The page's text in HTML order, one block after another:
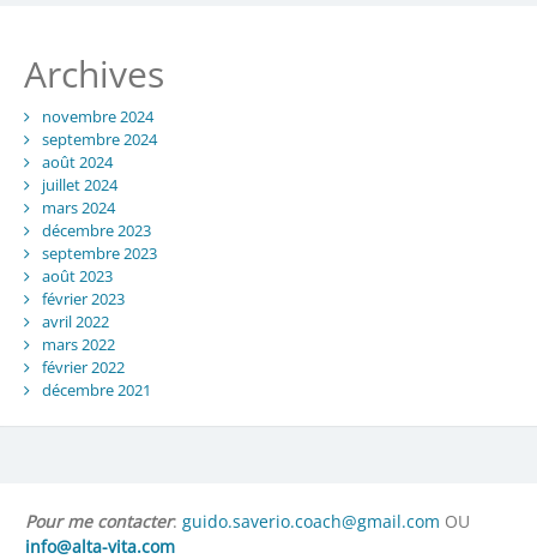
Archives
novembre 2024
septembre 2024
août 2024
juillet 2024
mars 2024
décembre 2023
septembre 2023
août 2023
février 2023
avril 2022
mars 2022
février 2022
décembre 2021
Pour me contacter: guido.saverio.coach@gmail.com OU
info@alta-vita.com